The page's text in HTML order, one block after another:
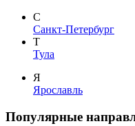
С
Санкт-Петербург
Т
Тула
Я
Ярославль
Популярные